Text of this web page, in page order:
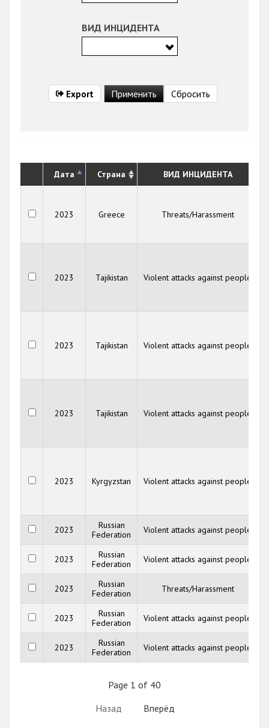
ВИД ИНЦИДЕНТА
Export
Дата Страна ВИД ИНЦИДЕНТА
2023 Greece Threats/Harassment
2023 Tajikistan Violent attacks against people
2023 Tajikistan Violent attacks against people
2023 Tajikistan Violent attacks against people
2023 Kyrgyzstan Violent attacks against people
2023
Russian
Federation
Violent attacks against people
2023
Russian
Federation
Violent attacks against people
2023
Russian
Federation
Threats/Harassment
2023
Russian
Federation
Violent attacks against people
2023
Russian
Federation
Violent attacks against people
Page 1 of 40
Назад
Вперёд